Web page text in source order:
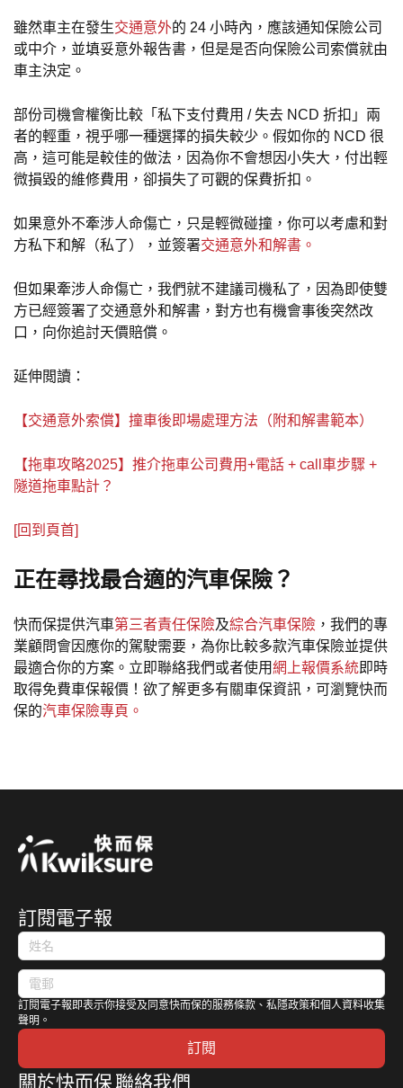
雖然車主在發生交通意外的 24 小時內，應該通知保險公司
或中介，並填妥意外報告書，但是是否向保險公司索償就由
車主決定。
部份司機會權衡比較「私下支付費用 / 失去 NCD 折扣」兩
者的輕重，視乎哪一種選擇的損失較少。假如你的 NCD 很
高，這可能是較佳的做法，因為你不會想因小失大，付出輕
微損毀的維修費用，卻損失了可觀的保費折扣。
如果意外不牽涉人命傷亡，只是輕微碰撞，你可以考慮和對
方私下和解（私了），並簽署交通意外和解書。
但如果牽涉人命傷亡，我們就不建議司機私了，因為即使雙
方已經簽署了交通意外和解書，對方也有機會事後突然改
口，向你追討天價賠償。
延伸閲讀：
【交通意外索償】撞車後即場處理方法（附和解書範本）
【拖車攻略2025】推介拖車公司費用+電話 + call車步驟 +
隧道拖車點計？
[回到頁首]
正在尋找最合適的汽車保險？
快而保提供汽車第三者責任保險及綜合汽車保險 ，我們的專
業顧問會因應你的駕駛需要，為你比較多款汽車保險並提供
最適合你的方案。立即聯絡我們或者使用網上報價系統即時
取得免費車保報價！欲了解更多有關車保資訊，可瀏覽快而
保的汽車保險專頁。
訂閱電子報
訂閱電子報即表示你接受及同意快而保的服務條款、私隱政策和個人資料收集
聲明。
訂閱
關於快而保 聯絡我們